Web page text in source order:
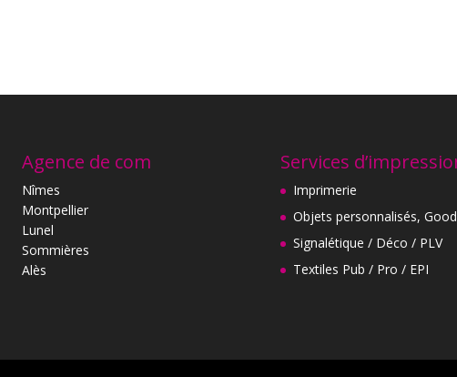
Agence de com
Nîmes
Montpellier
Lunel
Sommières
Alès
Services
Imprimerie
Objets personnalisés,
Signalétique / Déco / PLV
Textiles Pub / Pro / EPI